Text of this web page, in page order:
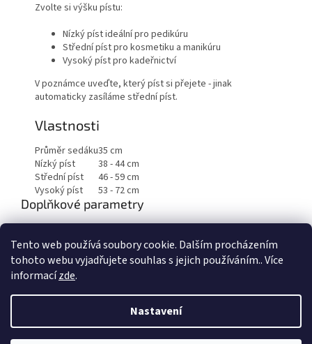
Tento web používá soubory cookie. Dalším procházením
tohoto webu vyjadřujete souhlas s jejich používáním.. Více
informacízde.
Nastavení
Zvolte si výšku pístu:
Nízký píst ideální pro pedikúru
Střední píst pro kosmetiku a manikúru
Vysoký píst pro kadeřnictví
V poznámce uveďte, který píst si přejete - jinak
automaticky zasíláme střední píst.
Vlastnosti
Průměr sedáku35 cm
Nízký píst
38 - 44 cm
Střední píst
46 - 59 cm
Vysoký píst
53 - 72 cm
Doplňkové parametry
Hmotnost
8 kg
Vytvořil Shoptet